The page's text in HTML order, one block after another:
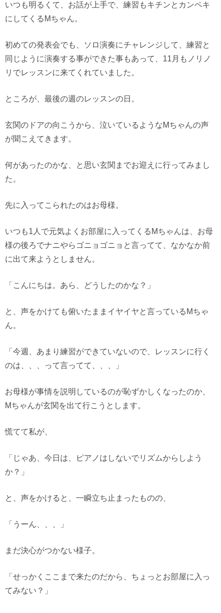
いつも明るくて、お話が上手で、練習もキチンとカンペキ
にしてくるMちゃん。
初めての発表会でも、ソロ演奏にチャレンジして、練習と
同じように演奏する事ができた事もあって、11月もノリノ
リでレッスンに来てくれていました。
ところが、最後の週のレッスンの日。
玄関のドアの向こうから、泣いているようなMちゃんの声
が聞こえてきます。
何があったのかな、と思い玄関までお迎えに行ってみまし
た。
先に入ってこられたのはお母様。
いつも1人で元気よくお部屋に入ってくるMちゃんは、お母
様の後ろでナニやらゴニョゴニョと言ってて、なかなか前
に出て来ようとしません。
「こんにちは。あら、どうしたのかな？」
と、声をかけても俯いたままイヤイヤと言っているMちゃ
ん。
「今週、あまり練習ができていないので、レッスンに行く
のは、、、って言ってて、、、」
お母様が事情を説明しているのが恥ずかしくなったのか、
Mちゃんが玄関を出て行こうとします。
慌てて私が、
「じゃあ、今日は、ピアノはしないでリズムからしよう
か？」
と、声をかけると、一瞬立ち止まったものの、
「うーん、、、」
まだ決心がつかない様子。
「せっかくここまで来たのだから、ちょっとお部屋に入っ
てみない？」